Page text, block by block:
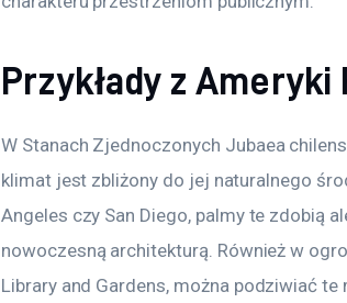
Przykłady z Ameryki
W Stanach Zjednoczonych Jubaea
klimat jest zbliżony do jej naturalnego
Angeles czy San Diego, palmy te zdobią
nowoczesną architekturą. Również w
Library and Gardens, można podziwiać